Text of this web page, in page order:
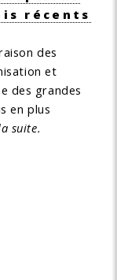
récents
des
et
des grandes
en plus
suite.